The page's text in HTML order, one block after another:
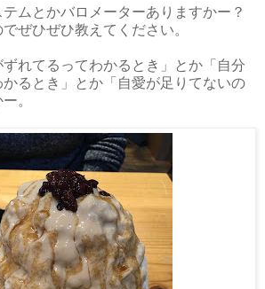
ムとかバロメーターありますかー？
ぜひぜひ教えてください。
れてるってわかるとき」とか「自分
るとき」とか「自愛が足りてないの
。